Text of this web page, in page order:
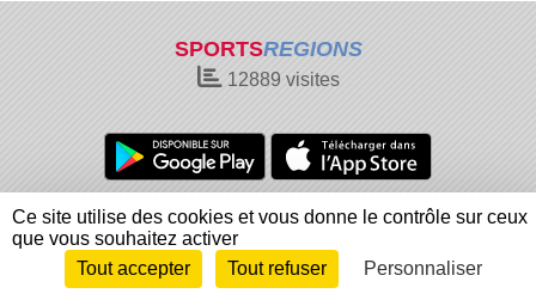
SPORTSREGIONS
12889 visites
Charte cookies
Gestion des cookies
Informations légales
Signaler un contenu inapproprié
Envie de participer ?
Connexion
Ce site utilise des cookies et vous donne le contrôle sur ceux
que vous souhaitez activer
Tout accepter
Tout refuser Personnaliser